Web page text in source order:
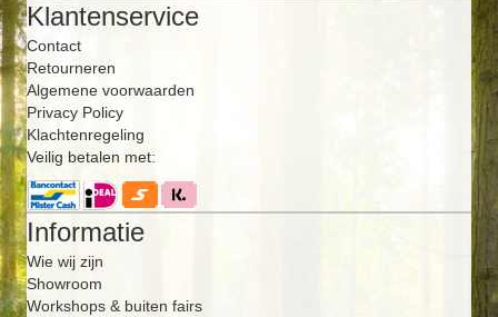
Klantenservice
Contact
Retourneren
Algemene voorwaarden
Privacy Policy
Klachtenregeling
Veilig betalen met:
Informatie
Wie wij zijn
Showroom
Workshops & buiten fairs